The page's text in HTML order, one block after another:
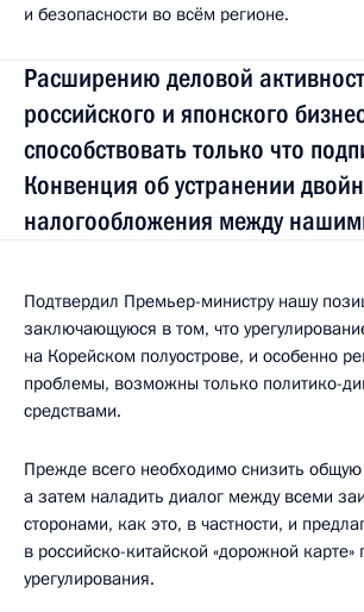
и безопасности во всём регионе.
Расширению деловой
российского и японского
способствовать только что
Конвенция об устранении
налогообложения между
Подтвердил Премьер-министру нашу
заключающуюся в том, что
на Корейском полуострове, и особенно
проблемы, возможны только политико-
средствами.
Прежде всего необходимо снизить
а затем наладить диалог между всеми
сторонами, как это, в частности, и
в российско-китайской «дорожной карте»
урегулирования.